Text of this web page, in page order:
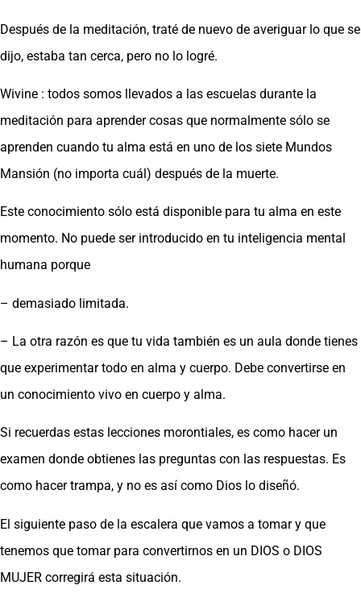
Después de la meditación, traté de nuevo de averiguar lo que se
dijo, estaba tan cerca, pero no lo logré.
Wivine : todos somos llevados a las escuelas durante la
meditación para aprender cosas que normalmente sólo se
aprenden cuando tu alma está en uno de los siete Mundos
Mansión (no importa cuál) después de la muerte.
Este conocimiento sólo está disponible para tu alma en este
momento. No puede ser introducido en tu inteligencia mental
humana porque
– demasiado limitada.
– La otra razón es que tu vida también es un aula donde tienes
que experimentar todo en alma y cuerpo. Debe convertirse en
un conocimiento vivo en cuerpo y alma.
Si recuerdas estas lecciones morontiales, es como hacer un
examen donde obtienes las preguntas con las respuestas. Es
como hacer trampa, y no es así como Dios lo diseñó.
El siguiente paso de la escalera que vamos a tomar y que
tenemos que tomar para convertirnos en un DIOS o DIOS
MUJER corregirá esta situación.